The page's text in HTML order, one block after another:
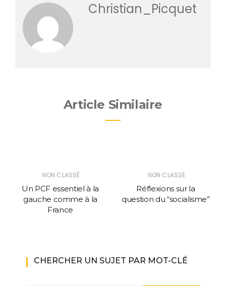
Christian_Picquet
Article Similaire
NON CLASSÉ
Un PCF essentiel à la
gauche comme à la
France
NON CLASSÉ
Réflexions sur la
question du “socialisme”
CHERCHER UN SUJET PAR MOT-CLÉ